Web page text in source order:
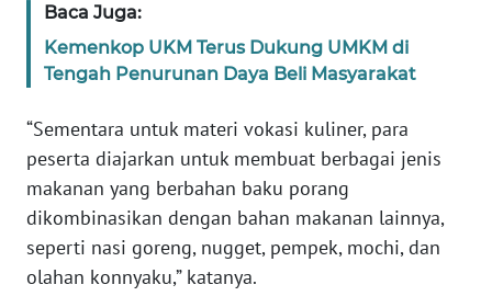
Baca Juga:
Kemenkop UKM Terus Dukung UMKM di
Tengah Penurunan Daya Beli Masyarakat
“Sementara untuk materi vokasi kuliner, para
peserta diajarkan untuk membuat berbagai jenis
makanan yang berbahan baku porang
dikombinasikan dengan bahan makanan lainnya,
seperti nasi goreng, nugget, pempek, mochi, dan
olahan konnyaku,” katanya.
BARAT
WN
WN
SERAMBI
WN
JAMBI